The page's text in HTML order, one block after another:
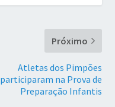
Próximo
Atletas dos Pimpões
participaram na Prova de
Preparação Infantis